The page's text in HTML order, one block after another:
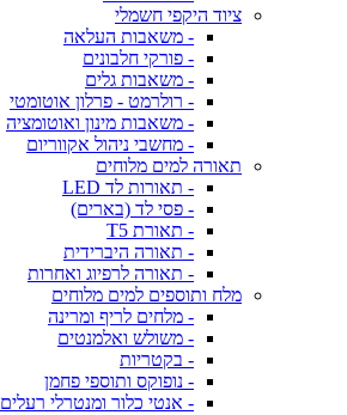
ציוד היקפי חשמלי
- משאבות העלאה
- פורקי חלבונים
- משאבות גלים
- רולרמט - פרלון אוטומטי
- משאבות מינון ואוטומציה
- מחשבי ניהול אקווריום
תאורה למים מלוחים
- תאורות לד LED
- פסי לד (בארים)
- תאורת T5
- תאורה היברידית
- תאורה לרפיוג ואחרות
מלח ותוספים למים מלוחים
- מלחים לריף ומרינה
- משולש ואלמנטים
- בקטריות
- נופוקס ותוספי פחמן
- אנטי כלור ומנטרלי רעלים